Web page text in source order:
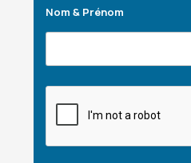
Nom & Prénom